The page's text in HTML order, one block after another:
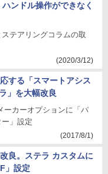
ンドル操作ができなく
テアリングコラムの取
(2020/3/12)
する「スマートアシス
」を大幅改良
ーカーオプションに「パ
」設定
(2017/8/1)
良。ステラ カスタムに
」設定